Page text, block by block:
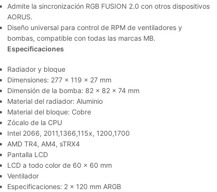
Admite la sincronización RGB FUSION 2.0 con otros dispositivos
AORUS.
Diseño universal para control de RPM de ventiladores y
bombas, compatible con todas las marcas MB.
Especificaciones
Radiador y bloque
Dimensiones: 277 x 119 x 27 mm
Dimensión de la bomba: 82 x 82 x 74 mm
Material del radiador: Aluminio
Material del bloque: Cobre
Zócalo de la CPU
Intel 2066, 2011,1366,115x, 1200,1700
AMD TR4, AM4, sTRX4
Pantalla LCD
LCD a todo color de 60 x 60 mm
Ventilador
Especificaciones: 2 x 120 mm ARGB